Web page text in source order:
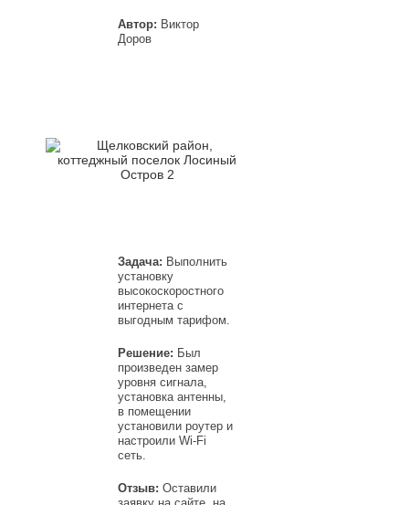
Автор: Виктор
Доров
Задача: Выполнить
установку
высокоскоростного
интернета с
выгодным тарифом.
Решение: Был
произведен замер
уровня сигнала,
установка антенны,
в помещении
установили роутер и
настроили Wi-Fi
сеть.
Отзыв: Оставили